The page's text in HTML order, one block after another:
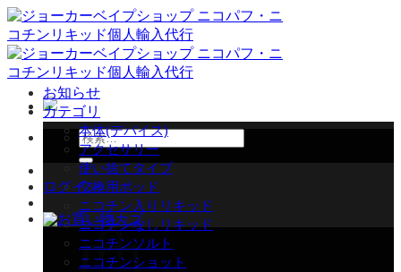
Skip
to
content
検
索
対
象:
ログイン
お知らせ
カテゴリ
本体(デバイス)
アクセサリー
使い捨てタイプ
交換用ポッド
ニコチン入りリキッド
ニコチンなしリキッド
ニコチンソルト
ニコチンショット